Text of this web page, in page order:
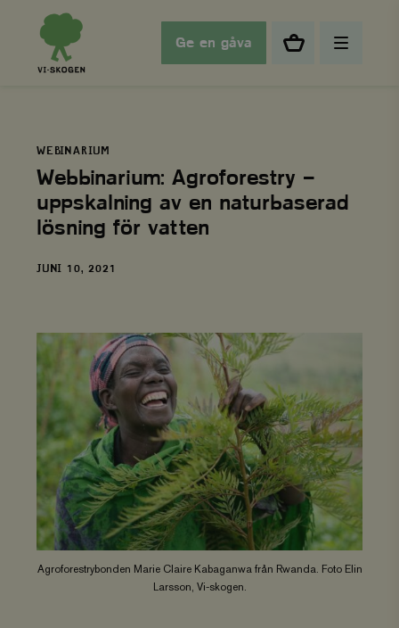
Ge en gåva
WEBINARIUM
Webbinarium: Agroforestry –
uppskalning av en naturbaserad
lösning för vatten
DATUM
JUNI 10, 2021
Agroforestrybonden Marie Claire Kabaganwa från Rwanda. Foto Elin
Larsson, Vi-skogen.